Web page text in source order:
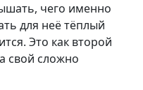
чего именно
для неё тёплый
Это как второй
свой сложно